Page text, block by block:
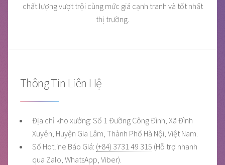
chất lượng vượt trội cùng mức giá cạnh tranh và tốt nhất
thị trường.
Thông Tin Liên Hệ
Địa chỉ kho xưởng: Số 1 Đường Công Đình, Xã Đình
Xuyên, Huyện Gia Lâm, Thành Phố Hà Nội, Việt Nam.
Số Hotline Báo Giá: (+84) 3731 49 315 (Hỗ trợ nhanh
qua Zalo, WhatsApp, Viber).